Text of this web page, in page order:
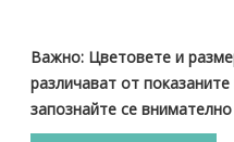
Важно: Цветовете и
различават от
запознайте се